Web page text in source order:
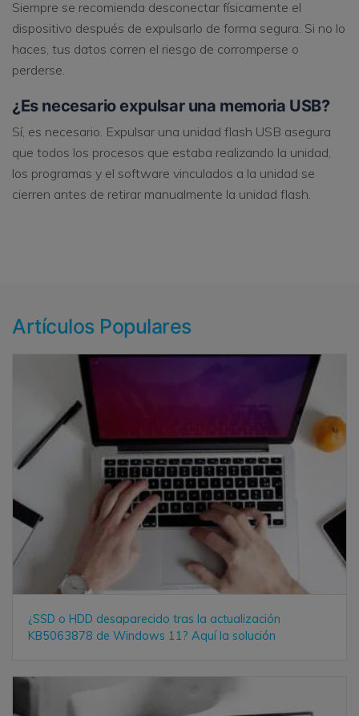
Siempre se recomienda desconectar físicamente el
dispositivo después de expulsarlo de forma segura. Si no lo
haces, tus datos corren el riesgo de corromperse o
perderse.
¿Es necesario expulsar una memoria USB?
Sí, es necesario. Expulsar una unidad flash USB asegura
que todos los procesos que estaba realizando la unidad,
los programas y el software vinculados a la unidad se
cierren antes de retirar manualmente la unidad flash.
Artículos Populares
¿SSD o HDD desaparecido tras la actualización
KB5063878 de Windows 11? Aquí la solución